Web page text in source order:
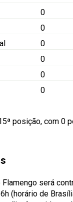
0
0
0
0
0
0
posição, com 0
será
(horário de